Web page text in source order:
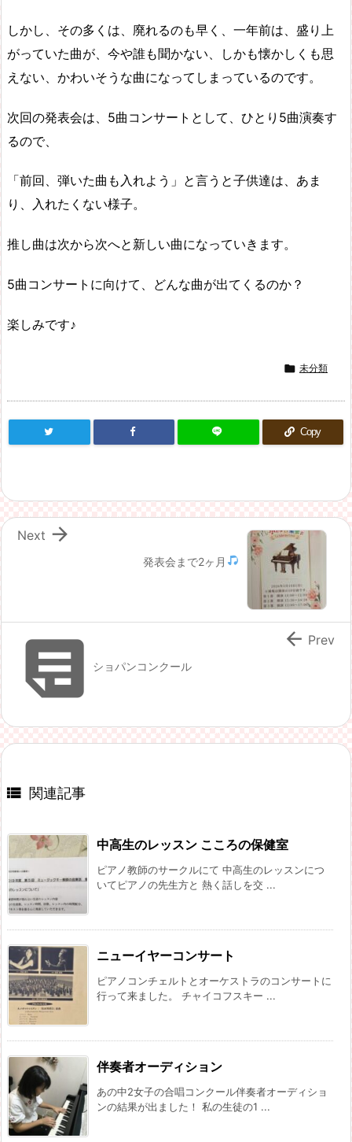
しかし、その多くは、廃れるのも早く、一年前は、盛り上
がっていた曲が、今や誰も聞かない、しかも懐かしくも思
えない、かわいそうな曲になってしまっているのです。
次回の発表会は、5曲コンサートとして、ひとり5曲演奏す
るので、
「前回、弾いた曲も入れよう」と言うと子供達は、あま
り、入れたくない様子。
推し曲は次から次へと新しい曲になっていきます。
5曲コンサートに向けて、どんな曲が出てくるのか？
楽しみです♪
 未分類
Copy
発表会まで2ヶ月

Next
ショパンコンクール
 Prev
 関連記事
中高生のレッスン こころの保健室
ピアノ教師のサークルにて 中高生のレッスンにつ
いてピアノの先生方と 熱く話しを交 ...
ニューイヤーコンサート
ピアノコンチェルトとオーケストラのコンサートに
行って来ました。 チャイコフスキー ...
伴奏者オーディション
あの中2女子の合唱コンクール伴奏者オーディショ
ンの結果が出ました！ 私の生徒の1 ...